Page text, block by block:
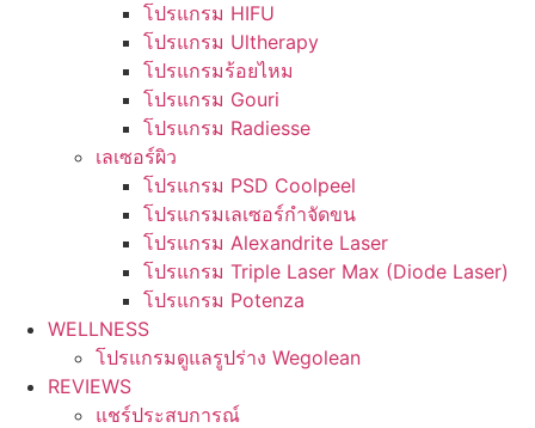
โปรแกรม HIFU
โปรแกรม Ultherapy
โปรแกรมร้อยไหม
โปรแกรม Gouri
โปรแกรม Radiesse
เลเซอร์ผิว
โปรแกรม PSD Coolpeel
โปรแกรมเลเซอร์กำจัดขน
โปรแกรม Alexandrite Laser
โปรแกรม Triple Laser Max (Diode Laser)
โปรแกรม Potenza
WELLNESS
โปรแกรมดูแลรูปร่าง Wegolean
REVIEWS
แชร์ประสบการณ์